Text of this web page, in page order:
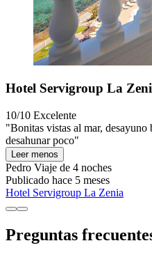
Hotel Servigroup La
10/10 Excelente
"Bonitas vistas al mar, desayuno
desahunar poco"
Leer menos
Pedro Viaje de 4 noches
Publicado hace 5 meses
Hotel Servigroup La Zenia
Preguntas